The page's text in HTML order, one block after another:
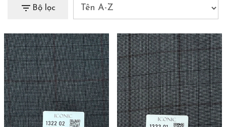
filter_list Bộ lọc